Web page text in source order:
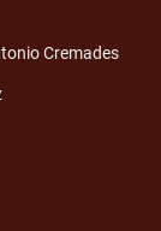
Cremades